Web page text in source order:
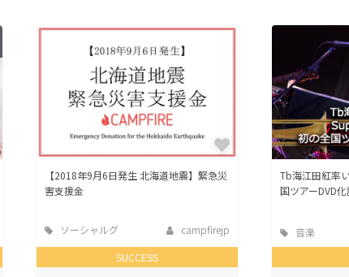
【2018年9月6日発生 北海道地震】緊急災
害支援金
ソーシャルグ
campfirejp
SUCCESS
Tb海江田紅率
国ツアーDVD化
音楽